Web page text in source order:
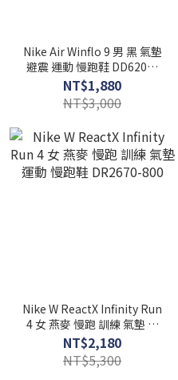
Nike Air Winflo 9 男 黑 氣墊
避震 運動 慢跑鞋 DD6203-
001
NT$1,880
NT$3,000
Nike W ReactX Infinity Run
4 女 燕麥 慢跑 訓練 氣墊 運
動 慢跑鞋 DR2670-800
NT$2,180
NT$5,300